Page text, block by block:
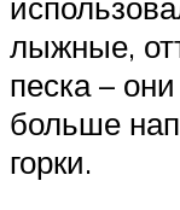
лыжные,
песка –
больше
горки.